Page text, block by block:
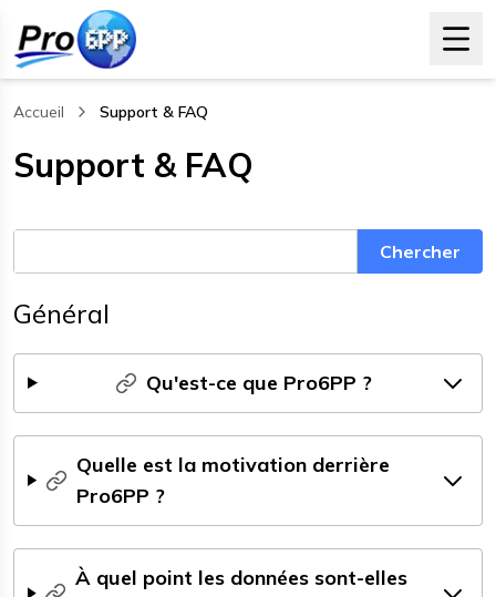
Accueil Support & FAQ
, current page
Support & FAQ
Chercher
Général
Qu'est-ce que Pro6PP ?
Quelle est la motivation derrière
Pro6PP ?
À quel point les données sont-elles